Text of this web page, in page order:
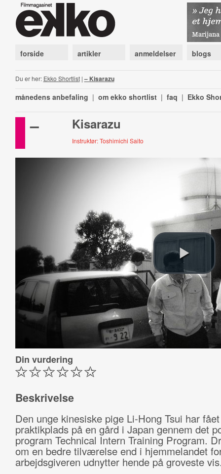
forside artikler anmeldelser blogs
Du er her: Ekko Shortlist| – Kisarazu
månedens anbefaling | om ekko shortlist | faq | Ekko
– Kisarazu
Instruktør: Toshimichi Saito
Din vurdering
Beskrivelse
Den unge kinesiske pige Li-Hong Tsui har
praktikplads på en gård i Japan gennem det
program Technical Intern Training Program.
om en bedre tilværelse end i hjemmelandet
arbejdsgiveren udnytter hende på groveste